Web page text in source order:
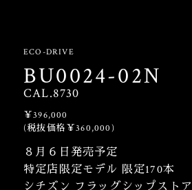
ECO-DRIVE
BU0024-02N
CAL.8730
￥396,000
(税抜価格￥360,000)
８月６日発売予定
特定店限定モデル 限定170本